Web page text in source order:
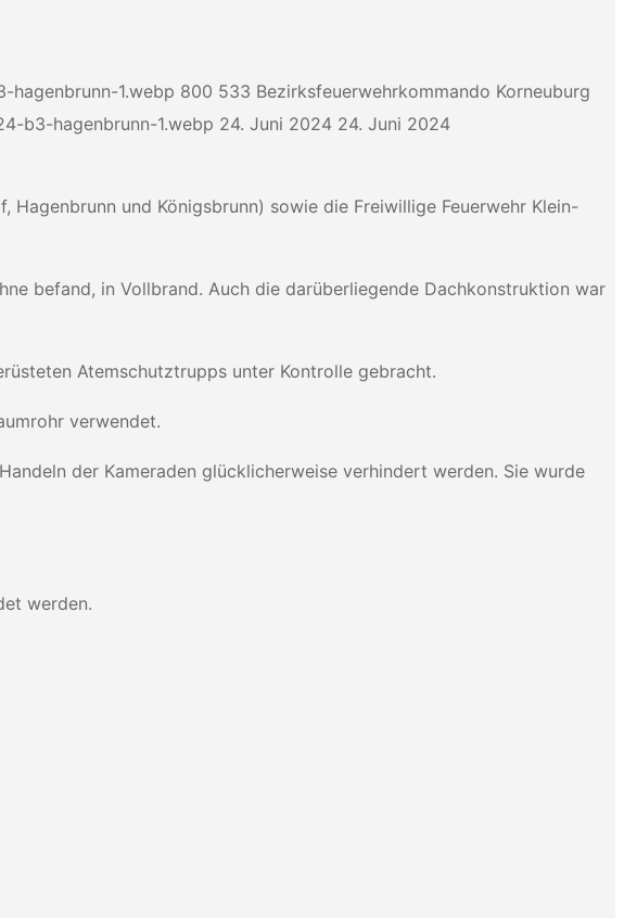
1.webp 800 533 Bezirksfeuerwehrkommando Korneuburg
b3-hagenbrunn-1.webp 24. Juni 2024 24. Juni 2024
und Königsbrunn) sowie die Freiwillige Feuerwehr Klein-
befand, in Vollbrand. Auch die darüberliegende Dachkonstruktion war
Atemschutztrupps unter Kontrolle gebracht.
verwendet.
der Kameraden glücklicherweise verhindert werden. Sie wurde
werden.